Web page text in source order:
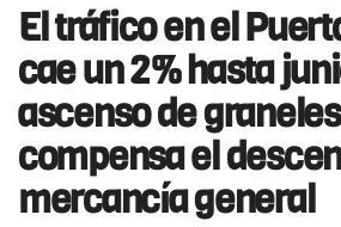
El tráfico en el
cae un 2% hasta
ascenso de
compensa el
mercancía general